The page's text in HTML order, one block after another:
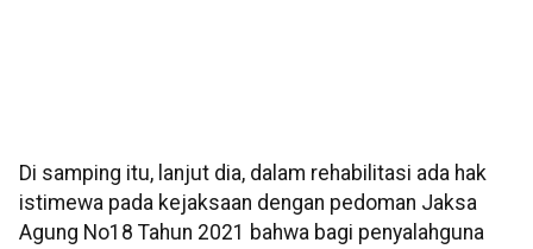
Di samping itu, lanjut dia, dalam rehabilitasi ada hak
istimewa pada kejaksaan dengan pedoman Jaksa
Agung No18 Tahun 2021 bahwa bagi penyalahguna